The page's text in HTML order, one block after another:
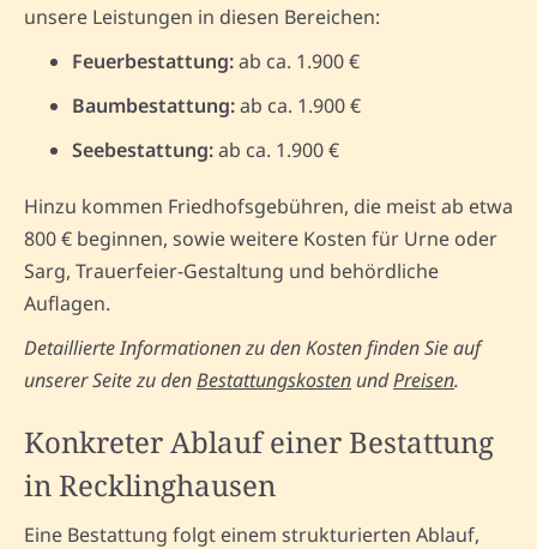
unsere Leistungen in diesen Bereichen:
Feuerbestattung:ab ca. 1.900 €
Baumbestattung:ab ca. 1.900 €
Seebestattung:ab ca. 1.900 €
Hinzu kommen Friedhofsgebühren, die meist ab etwa
800 € beginnen, sowie weitere Kosten für Urne oder
Sarg, Trauerfeier-Gestaltung und behördliche
Auflagen.
Detaillierte Informationen zu den Kosten finden Sie auf
unserer Seite zu denBestattungskosten undPreisen.
Konkreter Ablauf einer Bestattung
in Recklinghausen
Eine Bestattung folgt einem strukturierten Ablauf,